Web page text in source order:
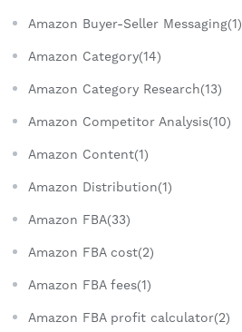
Amazon Buyer-Seller Messaging(1)
Amazon Category(14)
Amazon Category Research(13)
Amazon Competitor Analysis(10)
Amazon Content(1)
Amazon Distribution(1)
Amazon FBA(33)
Amazon FBA cost(2)
Amazon FBA fees(1)
Amazon FBA profit calculator(2)